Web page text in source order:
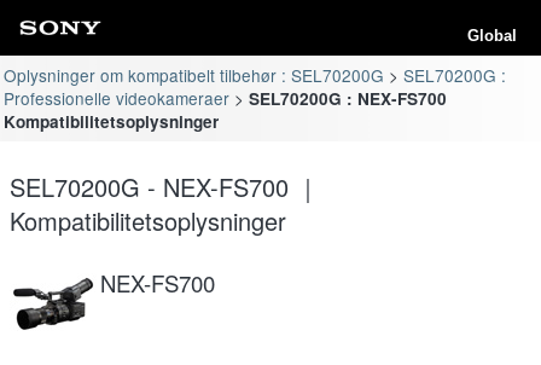
Global
Oplysninger om kompatibelt tilbehør : SEL70200G
SEL70200G :
Professionelle videokameraer
SEL70200G : NEX-FS700
Kompatibilitetsoplysninger
SEL70200G - NEX-FS700 ｜
Kompatibilitetsoplysninger
NEX-FS700